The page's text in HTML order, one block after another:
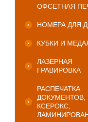
ОФСЕТНАЯ
НОМЕРА ДЛЯ
КУБКИ И
ЛАЗЕРНАЯ
ГРАВИРОВКА
РАСПЕЧАТКА
ДОКУМЕНТОВ,
КСЕРОКС,